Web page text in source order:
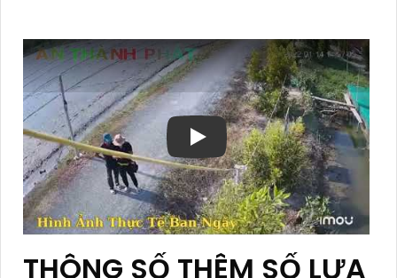
THÔNG SỐ THÊM SỐ LỰA